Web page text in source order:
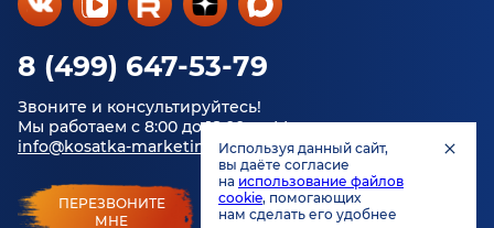
8 (499) 647-53-79
Звоните и консультируйтесь!
Мы работаем с 8:00 до 18:00 по Москве.
info@kosatka-marketing.ru
ПЕРЕЗВОНИТЕ
МНЕ
Используя данный сайт,
вы даёте согласие
на использование файлов
cookie, помогающих
нам сделать его удобнее